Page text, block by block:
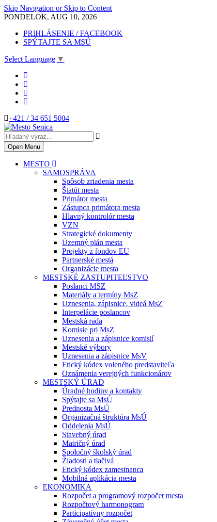
Skip Navigation or Skip to Content
PONDELOK, AUG 10, 2026
PRIHLÁSENIE / FACEBOOK
SPÝTAJTE SA MSÚ
Select Language ▼
+421 / 34 651 5004
Open Menu
MESTO
SAMOSPRÁVA
Spôsob zriadenia mesta
Štatút mesta
Primátor mesta
Zástupca primátora mesta
Hlavný kontrolór mesta
VZN
Strategické dokumenty
Územný plán mesta
Projekty z fondov EU
Partnerské mestá
Organizácie mesta
MESTSKÉ ZASTUPITEĽSTVO
Poslanci MSZ
Materiály a termíny MsZ
Uznesenia, zápisnice, videá MsZ
Interpelácie poslancov
Mestská rada
Komisie pri MsZ
Uznesenia a zápisnice komisií
Mestské výbory
Uznesenia a zápisnice MsV
Etický kódex voleného predstaviteľa
Oznámenia verejných funkcionárov
MESTSKÝ ÚRAD
Úradné hodiny a kontakty
Spýtajte sa MsÚ
Prednosta MsÚ
Organizačná štruktúra MsÚ
Oddelenia MsÚ
Stavebný úrad
Matričný úrad
Spoločný školský úrad
Žiadosti a tlačivá
Etický kódex zamestnanca
Mobilná aplikácia mesta
EKONOMIKA
Rozpočet a programový rozpočet mesta
Rozpočtový harmonogram
Participatívny rozpočet